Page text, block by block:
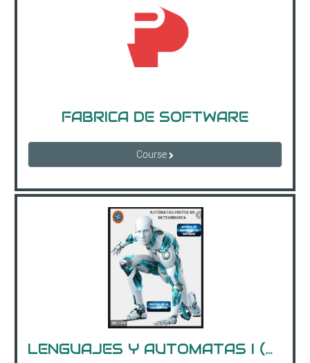
FABRICA DE SOFTWARE
Course
LENGUAJES Y AUTOMATAS I (GPO. B)